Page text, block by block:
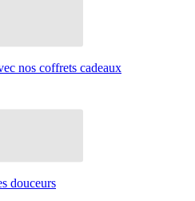
nos coffrets cadeaux
douceurs